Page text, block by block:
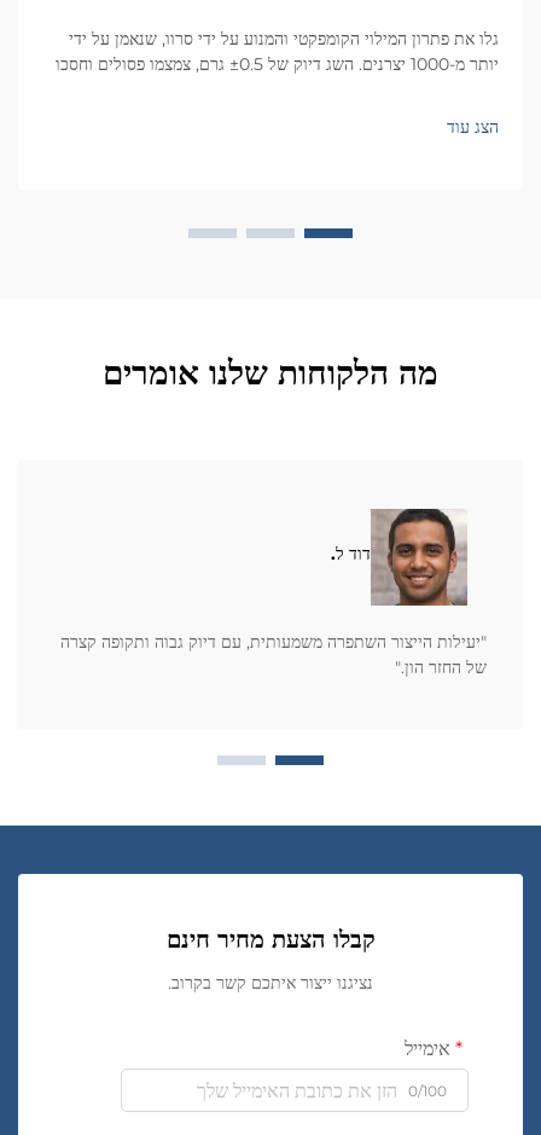
גלו את פתרון המילוי הקומפקטי והמנוע על ידי סרוו, שנאמן על ידי
יותר מ-1000 יצרנים. השג דיוק של ±0.5 גרם, צמצמו פסולים וחסכו
הצג עוד
מה הלקוחות שלנו אומרים
דוד ל.
"יעילות הייצור השתפרה משמעותית, עם דיוק גבוה ותקופה קצרה
של החזר הון."
קבלו הצעת מחיר חינם
נציגנו ייצור איתכם קשר בקרוב.
אימייל
0/100